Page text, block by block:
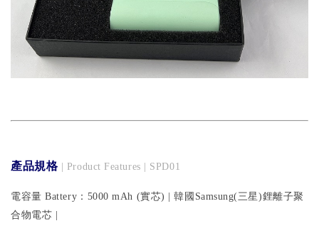
產品規格 | Product Features | SPD01
電容量 Battery：5000 mAh (實芯) | 韓國Samsung(三星)鋰離子聚
合物電芯 |